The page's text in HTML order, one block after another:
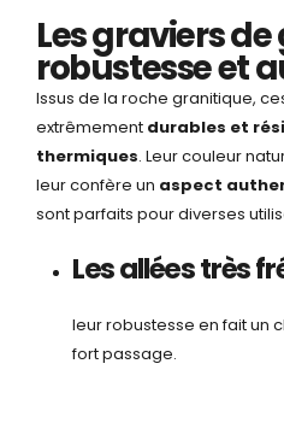
Les graviers
robustesse et
Issus de la roche granitique,
extrêmement durables et
thermiques. Leur couleur
leur confère un aspect
sont parfaits pour diverses
Les allées très
leur robustesse en fait un
fort passage.